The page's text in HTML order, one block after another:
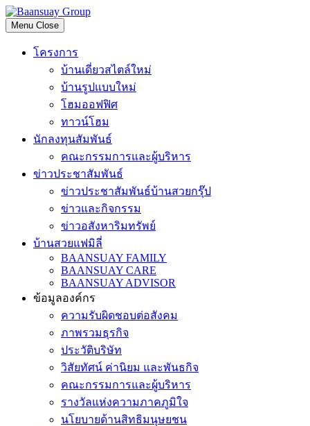
Skip
to
content
Menu Close
โครงการ
บ้านเดี่ยวสไตล์ใหม่
บ้านรูปแบบใหม่
โฮมออฟฟิศ
ทาวน์โฮม
นักลงทุนสัมพันธ์
คณะกรรมการและผู้บริหาร
ข่าวประชาสัมพันธ์
ข่าวประชาสัมพันธ์บ้านสวยกรุ๊ป
ข่าวและกิจกรรม
ข่าวอสังหาริมทรัพย์
บ้านสวยแฟมิลี่
BAANSUAY FAMILY
BAANSUAY CARE
BAANSUAY ADVISOR
ข้อมูลองค์กร
ความรับผิดชอบต่อสังคม
ภาพรวมธุรกิจ
ประวัติบริษัท
วิสัยทัศน์ ค่านิยม และพันธกิจ
คณะกรรมการและผู้บริหาร
รางวัลแห่งความภาคภูมิใจ
นโยบายด้านสิทธิมนุษยชน